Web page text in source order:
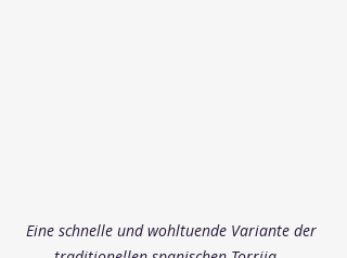
Eine schnelle und wohltuende Variante der